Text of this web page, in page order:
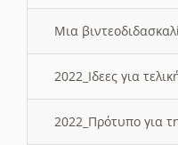
Μια
2022_Ιδεες για
2022_Πρότυπο για